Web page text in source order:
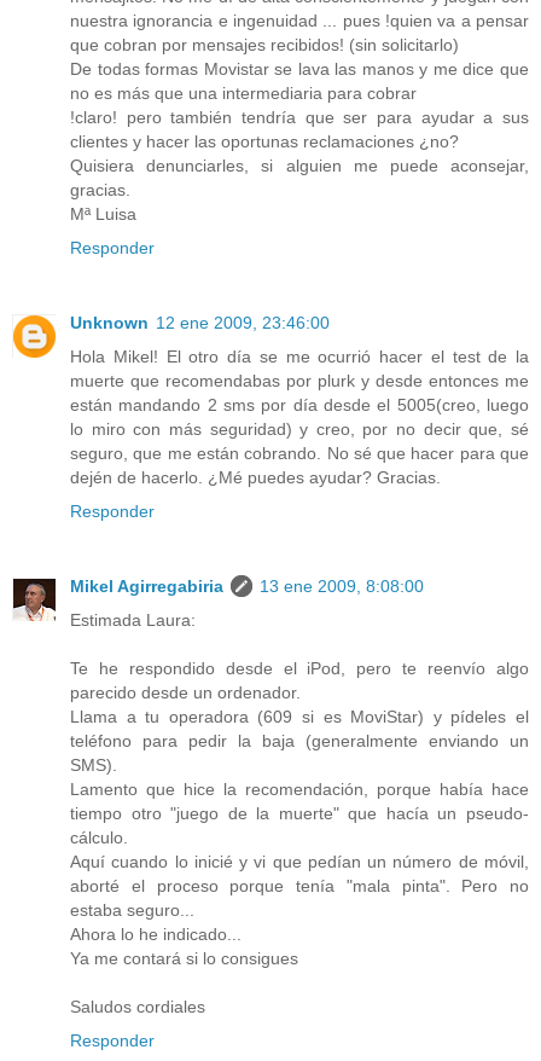
nuestra ignorancia e ingenuidad ... pues !quien va a pensar
que cobran por mensajes recibidos! (sin solicitarlo)
De todas formas Movistar se lava las manos y me dice que
no es más que una intermediaria para cobrar
!claro! pero también tendría que ser para ayudar a sus
clientes y hacer las oportunas reclamaciones ¿no?
Quisiera denunciarles, si alguien me puede aconsejar,
gracias.
Mª Luisa
Responder
Unknown 12 ene 2009, 23:46:00
Hola Mikel! El otro día se me ocurrió hacer el test de la
muerte que recomendabas por plurk y desde entonces me
están mandando 2 sms por día desde el 5005(creo, luego
lo miro con más seguridad) y creo, por no decir que, sé
seguro, que me están cobrando. No sé que hacer para que
dején de hacerlo. ¿Mé puedes ayudar? Gracias.
Responder
Mikel Agirregabiria
13 ene 2009, 8:08:00
Estimada Laura:
Te he respondido desde el iPod, pero te reenvío algo
parecido desde un ordenador.
Llama a tu operadora (609 si es MoviStar) y pídeles el
teléfono para pedir la baja (generalmente enviando un
SMS).
Lamento que hice la recomendación, porque había hace
tiempo otro "juego de la muerte" que hacía un pseudo-
cálculo.
Aquí cuando lo inicié y vi que pedían un número de móvil,
aborté el proceso porque tenía "mala pinta". Pero no
estaba seguro...
Ahora lo he indicado...
Ya me contará si lo consigues
Saludos cordiales
Responder